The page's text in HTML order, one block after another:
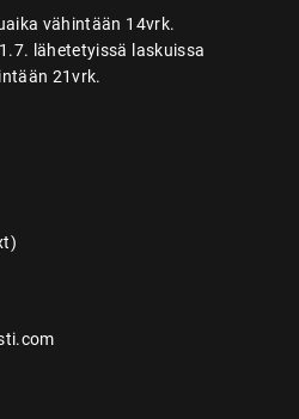
vähintään 14vrk.
lähetetyissä laskuissa
21vrk.